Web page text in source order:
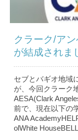
クラーク/ア
が結成されま
セブとバギオ地域
が、今回クラーク
AESA(Clark
前で、現在以下の
ANA
olWhite